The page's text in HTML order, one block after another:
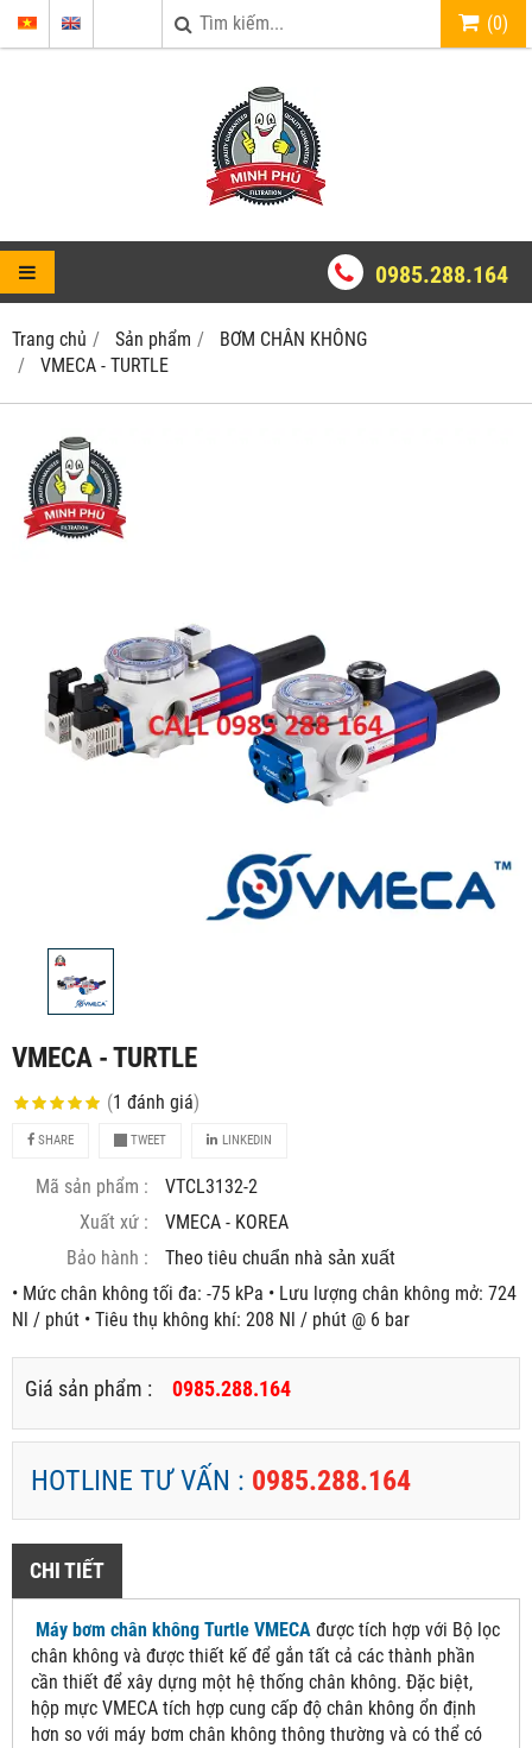
(0)
0985.288.164
Trang chủ Sản phẩm
BƠM CHÂN KHÔNG
VMECA - TURTLE
VMECA - TURTLE
(1 đánh giá)
SHARE TWEET LINKEDIN
Mã sản phẩm :
VTCL3132-2
Xuất xứ :
VMECA - KOREA
Bảo hành :
Theo tiêu chuẩn nhà sản xuất
• Mức chân không tối đa: -75 kPa • Lưu lượng chân không mở: 724
Nl / phút • Tiêu thụ không khí: 208 Nl / phút @ 6 bar
Giá sản phẩm : 0985.288.164
HOTLINE TƯ VẤN : 0985.288.164
CHI TIẾT
Máy bơm chân không Turtle VMECA được tích hợp với Bộ lọc
chân không và được thiết kế để gắn tất cả các thành phần
cần thiết để xây dựng một hệ thống chân không. Đặc biệt,
hộp mực VMECA tích hợp cung cấp độ chân không ổn định
hơn so với máy bơm chân không thông thường và có thể có